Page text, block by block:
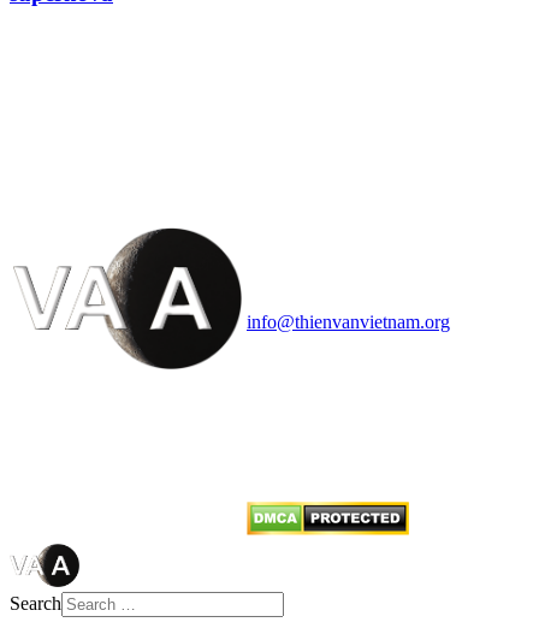
info@thienvanvietnam.org
Search